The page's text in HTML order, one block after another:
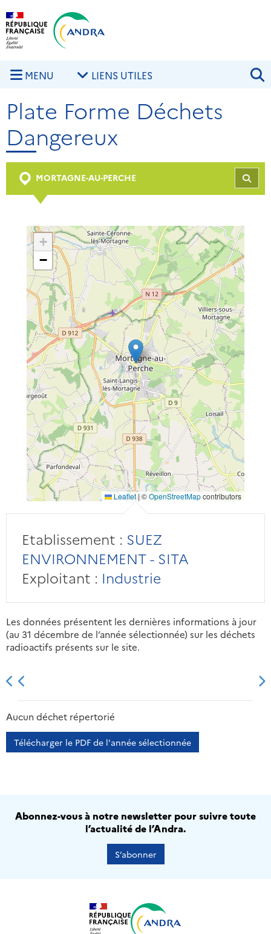
Aller au contenu principal
MENU LIENS UTILES
Plate Forme Déchets
Dangereux
MORTAGNE-AU-PERCHE
+
−
Leaflet|©OpenStreetMapcontributors
Etablissement : SUEZ
ENVIRONNEMENT - SITA
Exploitant : Industrie
Les données présentent les dernières informations à jour
(au 31 décembre de l’année sélectionnée) sur les déchets
radioactifs présents sur le site.
2013 2014
Aucun déchet répertorié
Télécharger le PDF de l'année sélectionnée
Abonnez-vous à notre newsletter pour suivre toute
l’actualité de l’Andra.
S’abonner